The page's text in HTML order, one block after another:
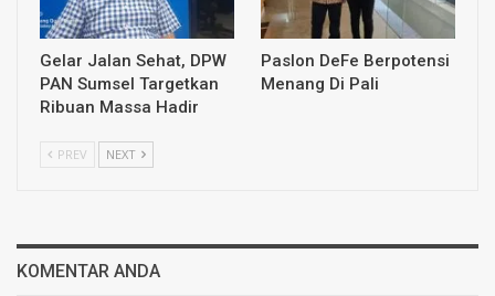
Gelar Jalan Sehat, DPW
PAN Sumsel Targetkan
Ribuan Massa Hadir
Paslon DeFe Berpotensi
Menang Di Pali
PREV NEXT
KOMENTAR ANDA